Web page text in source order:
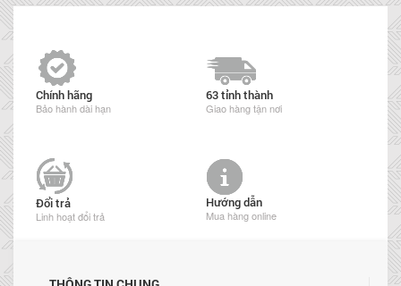
Chính hãng
Bảo hành dài hạn
63 tỉnh thành
Giao hàng tận nơi
Đổi trả
Linh hoạt đổi trả
Hướng dẫn
Mua hàng online